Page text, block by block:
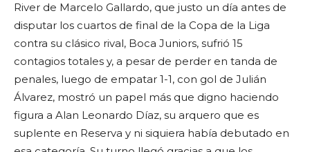
River de Marcelo Gallardo, que justo un día antes de
disputar los cuartos de final de la Copa de la Liga
contra su clásico rival, Boca Juniors, sufrió 15
contagios totales y, a pesar de perder en tanda de
penales, luego de empatar 1-1, con gol de Julián
Álvarez, mostró un papel más que digno haciendo
figura a Alan Leonardo Díaz, su arquero que es
suplente en Reserva y ni siquiera había debutado en